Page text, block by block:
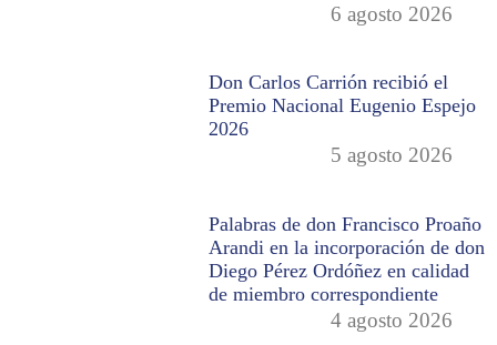
6 agosto 2026
Don Carlos Carrión recibió el
Premio Nacional Eugenio Espejo
2026
5 agosto 2026
Palabras de don Francisco Proaño
Arandi en la incorporación de don
Diego Pérez Ordóñez en calidad
de miembro correspondiente
4 agosto 2026